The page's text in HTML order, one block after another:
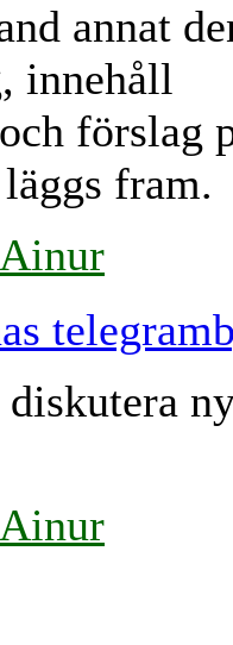
annat
innehåll
förslag
fram.
Ainur
Ainur